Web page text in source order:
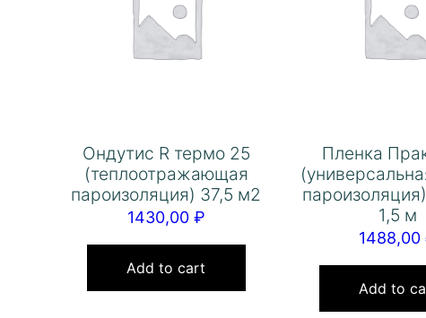
Ондутис R термо 25
(теплоотражающая
пароизоляция) 37,5 м2
1430,00 ₽
Add to cart
Пленка
1,5 м
1488,00
Add to